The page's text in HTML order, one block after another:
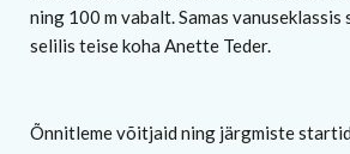
ning 100 m vabalt. Samas vanuseklassis
selilis teise koha Anette Teder.
Õnnitleme võitjaid ning järgmiste